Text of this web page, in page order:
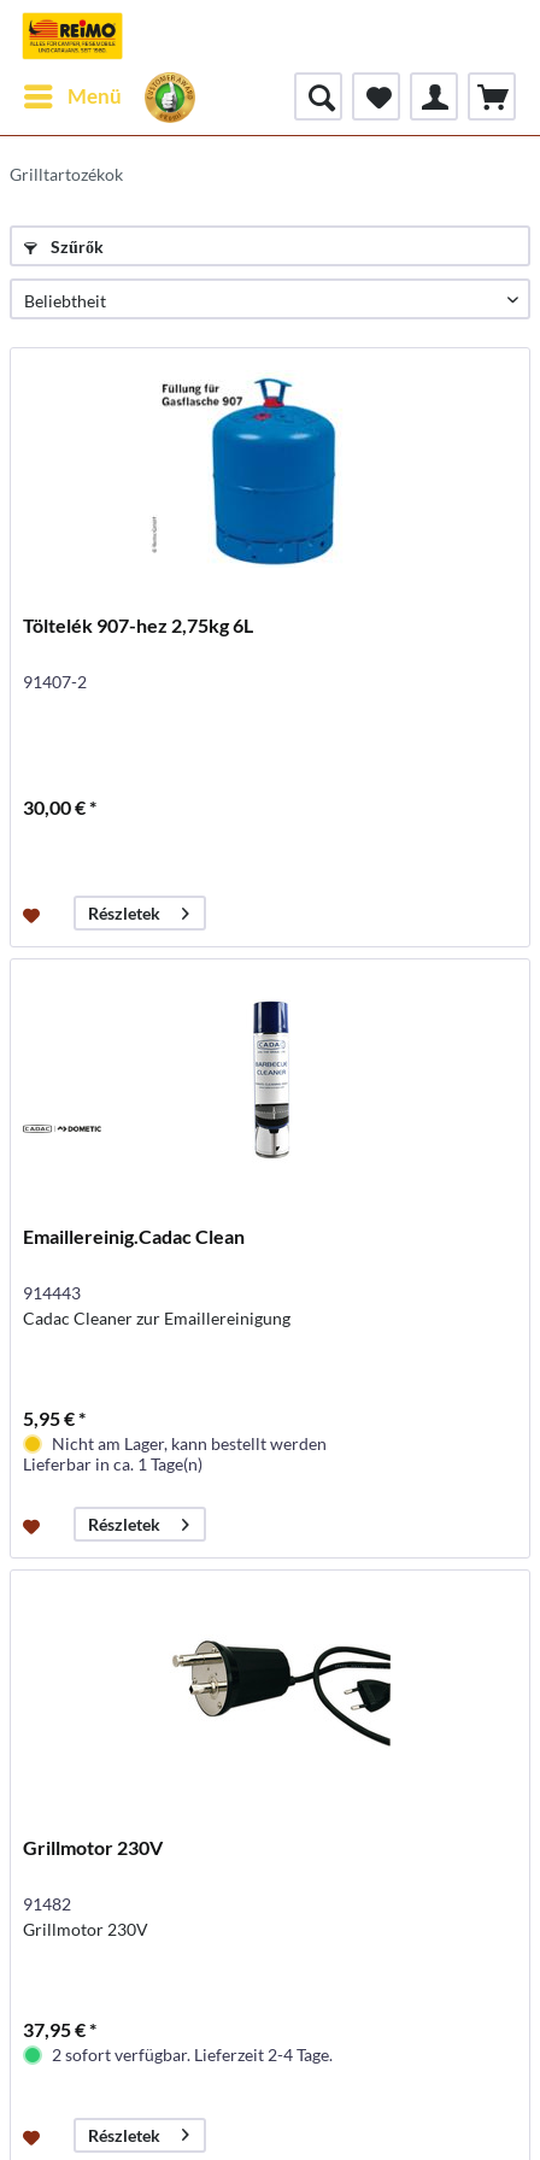
Menü
Grilltartozékok
Szűrők
Töltelék 907-hez 2,75kg 6L
91407-2
30,00 € *
Részletek
Emaillereinig.Cadac Clean
914443
Cadac Cleaner zur Emaillereinigung
5,95 € *
Nicht am Lager, kann bestellt werden
Lieferbar in ca. 1 Tage(n)
Részletek
Grillmotor 230V
91482
Grillmotor 230V
37,95 € *
2 sofort verfügbar. Lieferzeit 2-4 Tage.
Részletek